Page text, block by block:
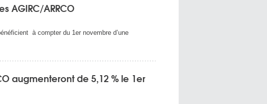
AGIRC/ARRCO
à compter du 1er novembre d’une
augmenteront de 5,12 % le 1er